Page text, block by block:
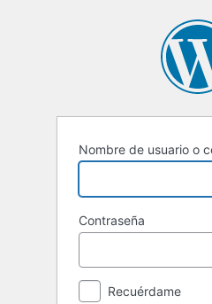
Nombre de usuario o
Contraseña
Recuérdame